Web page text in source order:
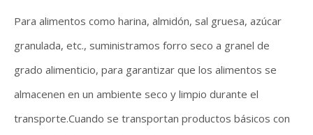
Para alimentos como harina, almidón, sal gruesa, azúcar
granulada, etc., suministramos forro seco a granel de
grado alimenticio, para garantizar que los alimentos se
almacenen en un ambiente seco y limpio durante el
transporte.Cuando se transportan productos básicos con